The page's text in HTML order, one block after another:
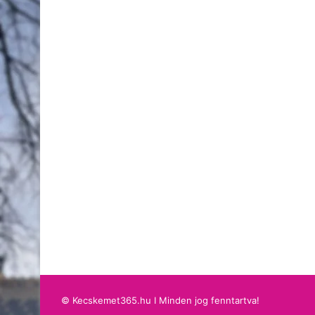
© Kecskemet365.hu I Minden jog fenntartva!